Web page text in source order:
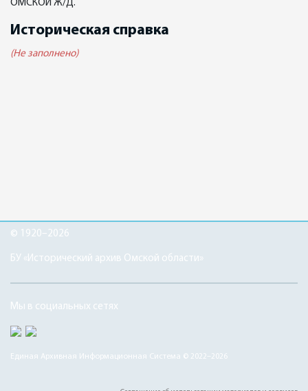
ОМСКОЙ Ж/Д.
Историческая справка
(Не заполнено)
© 1920–2026
БУ «Исторический архив Омской области»
Мы в социальных сетях
Единая Архивная Информационная Система © 2022–2026